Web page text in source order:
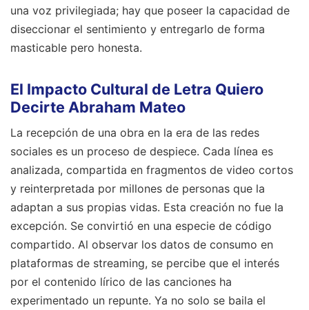
una voz privilegiada; hay que poseer la capacidad de
diseccionar el sentimiento y entregarlo de forma
masticable pero honesta.
El Impacto Cultural de Letra Quiero
Decirte Abraham Mateo
La recepción de una obra en la era de las redes
sociales es un proceso de despiece. Cada línea es
analizada, compartida en fragmentos de video cortos
y reinterpretada por millones de personas que la
adaptan a sus propias vidas. Esta creación no fue la
excepción. Se convirtió en una especie de código
compartido. Al observar los datos de consumo en
plataformas de streaming, se percibe que el interés
por el contenido lírico de las canciones ha
experimentado un repunte. Ya no solo se baila el